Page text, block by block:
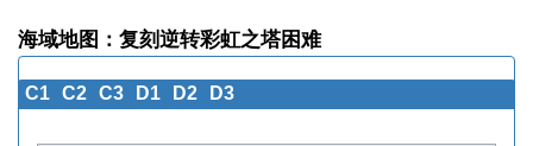
海域地图：复刻逆转彩虹之塔困难
C1 C2 C3 D1 D2 D3